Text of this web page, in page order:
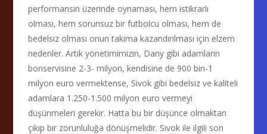
performansın üzerinde oynaması, hem istikrarlı
olması, hem sorunsuz bir futbolcu olması, hem de
bedelsiz olması onun takıma kazandırılması için elzem
nedenler. Artık yönetimimizin, Dany gibi adamların
bonservisine 2-3- milyon, kendisine de 900 bin-1
milyon euro vermektense, Sivok gibi bedelsiz ve kaliteli
adamlara 1.250-1.500 milyon euro vermeyi
düşünmeleri gerekir. Hatta bu bir düşünce olmaktan
çıkıp bir zorunluluğa dönüşmelidir. Sivok ile ilgili son